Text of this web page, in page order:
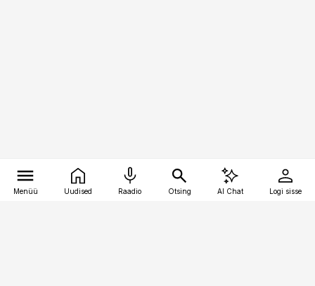
Menüü Uudised Raadio Otsing AI Chat Logi sisse